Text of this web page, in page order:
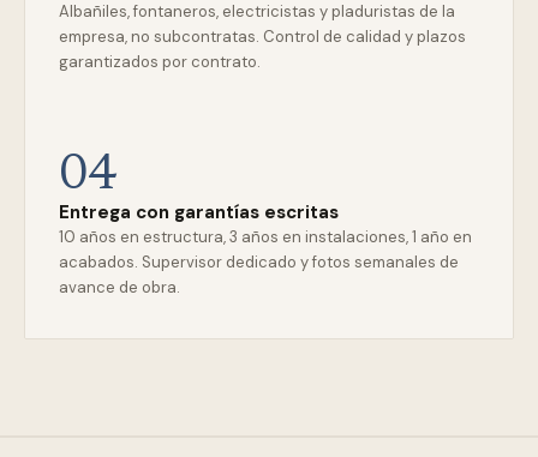
Albañiles, fontaneros, electricistas y pladuristas de la
empresa, no subcontratas. Control de calidad y plazos
garantizados por contrato.
04
Entrega con garantías escritas
10 años en estructura, 3 años en instalaciones, 1 año en
acabados. Supervisor dedicado y fotos semanales de
avance de obra.